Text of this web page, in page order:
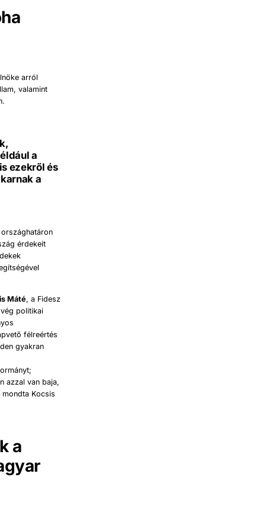
arról
valamint
a
ezekről és
a
érdekeit
Máté, a Fidesz
politikai
félreértés
gyakran
azzal van baja,
Kocsis
a